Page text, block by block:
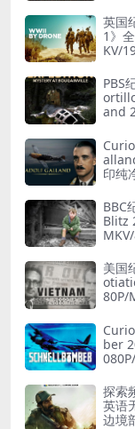
英国
1》
KV/
PBS
and
印纯
BBC
Blitz
美国
80P/
ber
探索
英语
边境